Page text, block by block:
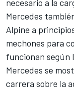
necesario a la
Mercedes
Alpine a
mechones para
funcionan según
Mercedes se
carrera sobre la